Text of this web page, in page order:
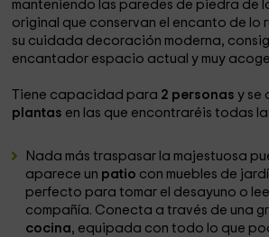
manteniendo las paredes de piedra de
original que conservan el encanto de lo
su cuidada decoración moderna,
encantador espacio actual y muy
Tiene capacidad para 2 personas y se
plantas en las que encontraréis todas
Nada más traspasar la majestuosa
aparece un patio con muebles de
perfecto para tomar el desayuno o
compañía. Conecta a través de una
cocina, equipada con todo lo que